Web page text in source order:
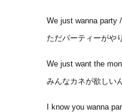
We just wanna party
ただパーティーがや
We just want the
みんなカネが欲しい
I know you wanna